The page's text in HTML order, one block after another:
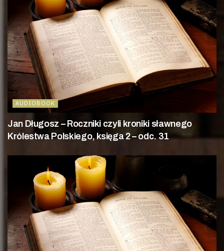
AUDIOBOOK
Jan Długosz – Roczniki czyli kroniki sławnego
Królestwa Polskiego, księga 2 – odc. 31